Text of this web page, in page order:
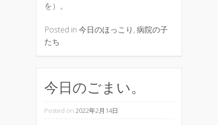
を）。
Posted in 今日のほっこり ,病院の子
たち
今日のごまい。
Posted on 2022年2月14日